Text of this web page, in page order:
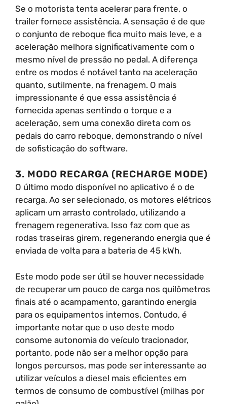
Se o motorista tenta acelerar para frente, o
trailer fornece assistência. A sensação é de que
o conjunto de reboque fica muito mais leve, e a
aceleração melhora significativamente com o
mesmo nível de pressão no pedal. A diferença
entre os modos é notável tanto na aceleração
quanto, sutilmente, na frenagem. O mais
impressionante é que essa assistência é
fornecida apenas sentindo o torque e a
aceleração, sem uma conexão direta com os
pedais do carro reboque, demonstrando o nível
de sofisticação do software.
3. MODO RECARGA (RECHARGE MODE)
O último modo disponível no aplicativo é o de
recarga. Ao ser selecionado, os motores elétricos
aplicam um arrasto controlado, utilizando a
frenagem regenerativa. Isso faz com que as
rodas traseiras girem, regenerando energia que é
enviada de volta para a bateria de 45 kWh.
Este modo pode ser útil se houver necessidade
de recuperar um pouco de carga nos quilômetros
finais até o acampamento, garantindo energia
para os equipamentos internos. Contudo, é
importante notar que o uso deste modo
consome autonomia do veículo tracionador,
portanto, pode não ser a melhor opção para
longos percursos, mas pode ser interessante ao
utilizar veículos a diesel mais eficientes em
termos de consumo de combustível (milhas por